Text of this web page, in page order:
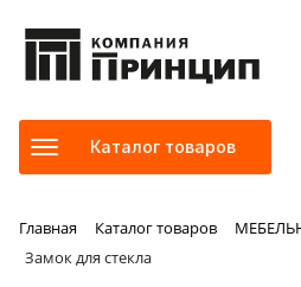
Каталог товаров
Главная Каталог товаров
Замок для стекла